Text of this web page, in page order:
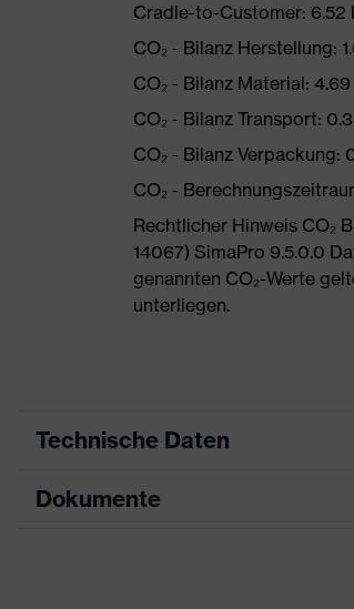
Cradle-to-Customer: 6.52
CO₂ - Bilanz Herstellung:
CO₂ - Bilanz Material:
CO₂ - Bilanz Transport:
CO₂ - Bilanz Verpackung:
CO₂ -
Rechtlicher Hinweis CO₂
14067) SimaPro 9.5.0.0
genannten CO₂-Werte
unterliegen.
Technische Daten
Produktart
Dokumente